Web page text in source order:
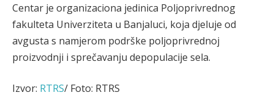
Centar je organizaciona jedinica Poljoprivrednog
fakulteta Univerziteta u Banjaluci, koja djeluje od
avgusta s namjerom podrške poljoprivrednoj
proizvodnji i sprečavanju depopulacije sela.
Izvor: RTRS/ Foto: RTRS